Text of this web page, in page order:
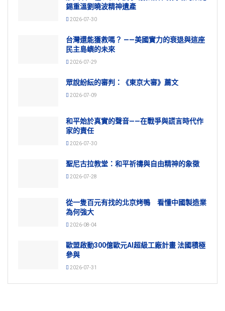
錫重溫劉曉波精神遺產
2026-07-30
台灣還能獲救嗎？ ——美國實力的衰退與這座
民主島嶼的未來
2026-07-29
眾說紛紜的審判：《東京大審》薦文
2026-07-09
和平始於真實的聲音——在戰爭與謊言時代作
家的責任
2026-07-30
聖尼古拉教堂：和平祈禱與自由精神的象徵
2026-07-28
從一隻百元有找的北京烤鴨 看懂中國製造業
為何強大
2026-08-04
歐盟啟動300億歐元AI超級工廠計畫 法國積極
參與
2026-07-31